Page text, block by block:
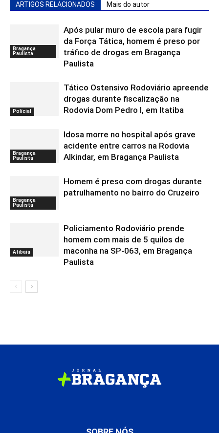
ARTIGOS RELACIONADOS Mais do autor
Bragança
Paulista
Após pular muro de escola para fugir
da Força Tática, homem é preso por
tráfico de drogas em Bragança
Paulista
Polícial
Tático Ostensivo Rodoviário apreende
drogas durante fiscalização na
Rodovia Dom Pedro I, em Itatiba
Bragança
Paulista
Idosa morre no hospital após grave
acidente entre carros na Rodovia
Alkindar, em Bragança Paulista
Bragança
Paulista
Homem é preso com drogas durante
patrulhamento no bairro do Cruzeiro
Atibaia
Policiamento Rodoviário prende
homem com mais de 5 quilos de
maconha na SP-063, em Bragança
Paulista